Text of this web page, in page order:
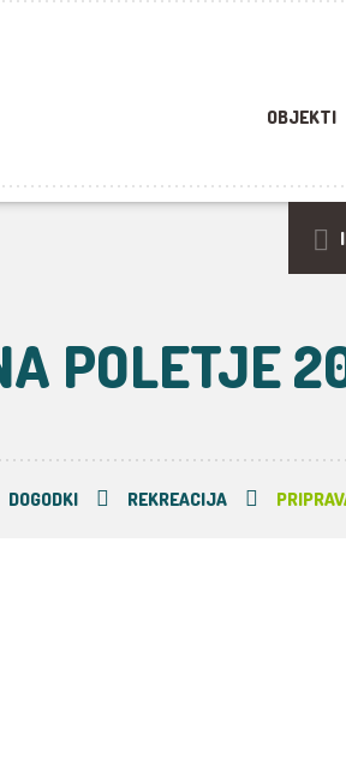
OBJEKTI
POLETJE
DOGODKI REKREACIJA